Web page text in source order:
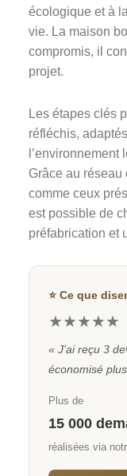
écologique et à
vie. La maison
compromis, il
projet.
Les étapes clés
réfléchis,
Grâce au
comme ceux
est possible de
préfabrication et
⭐ Ce que
★★★★★
« J'ai reçu 3
économisé
Plus de
15 000
réalisées via